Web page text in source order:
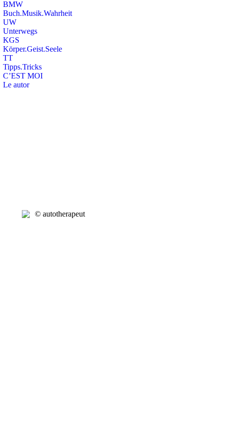
BMW
Buch.Musik.Wahrheit
UW
Unterwegs
KGS
Körper.Geist.Seele
TT
Tipps.Tricks
C’EST MOI
Le autor
© autotherapeut